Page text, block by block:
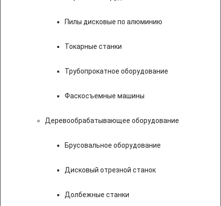
Пилы дисковые по алюминию
Токарные станки
Трубопрокатное оборудование
Фаскосъемные машины
Деревообрабатывающее оборудование
Брусовальное оборудование
Дисковый отрезной станок
Долбежные станки